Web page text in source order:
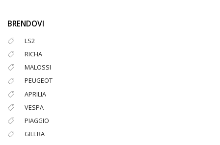
BRENDOVI
LS2
RICHA
MALOSSI
PEUGEOT
APRILIA
VESPA
PIAGGIO
GILERA